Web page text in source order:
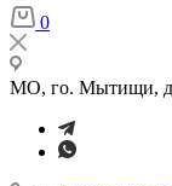
0
МО, го. Мытищи, д.